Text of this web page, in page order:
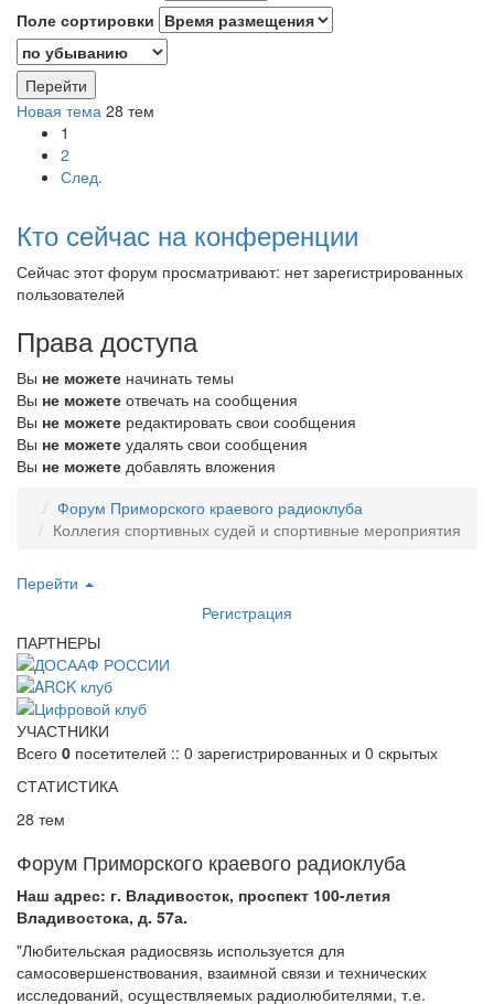
Поле сортировки
Новая тема 28 тем
1
2
След.
Кто сейчас на конференции
Сейчас этот форум просматривают: нет зарегистрированных
пользователей
Права доступа
Вы не можете начинать темы
Вы не можете отвечать на сообщения
Вы не можете редактировать свои сообщения
Вы не можете удалять свои сообщения
Вы не можете добавлять вложения
Форум Приморского краевого радиоклуба
Коллегия спортивных судей и спортивные мероприятия
Перейти
Регистрация
ПАРТНЕРЫ
УЧАСТНИКИ
Всего 0 посетителей :: 0 зарегистрированных и 0 скрытых
СТАТИСТИКА
28 тем
Форум Приморского краевого радиоклуба
Наш адрес: г. Владивосток, проспект 100-летия
Владивостока, д. 57а.
"Любительская радиосвязь используется для
самосовершенствования, взаимной связи и технических
исследований, осуществляемых радиолюбителями, т.е.